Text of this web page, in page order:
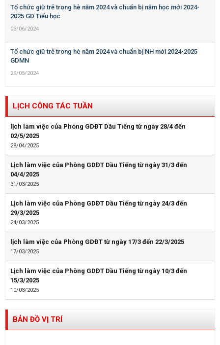
Tổ chức giữ trẻ trong hè năm 2024 và chuẩn bị năm học mới 2024-
2025 GD Tiểu học
03/06/2024
Tổ chức giữ trẻ trong hè năm 2024 và chuẩn bị NH mới 2024-2025
GDMN
29/05/2024
LỊCH CÔNG TÁC TUẦN
lịch làm việc của Phòng GDĐT Dầu Tiếng từ ngày 28/4 đến
02/5/2025
28/04/2025
Lịch làm việc của Phòng GDĐT Dầu Tiếng từ ngày 31/3 đến
04/4/2025
31/03/2025
Lịch làm việc của Phòng GDĐT Dầu Tiếng từ ngày 24/3 đến
29/3/2025
24/03/2025
lịch làm việc của Phòng GDĐT từ ngày 17/3 đến 22/3/2025
17/03/2025
Lịch làm việc của Phòng GDĐT Dầu Tiếng từ ngày 10/3 đến
15/3/2025
10/03/2025
BẢN ĐỒ VỊ TRÍ